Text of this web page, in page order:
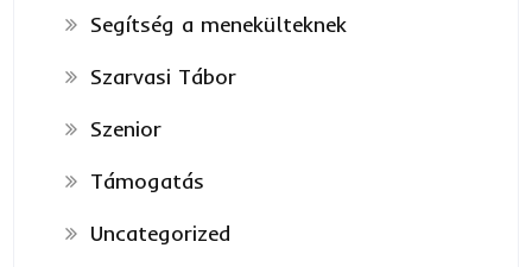
Segítség a menekülteknek
Szarvasi Tábor
Szenior
Támogatás
Uncategorized